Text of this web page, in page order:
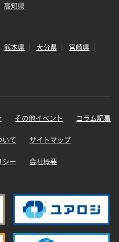
高知県
熊本県 大分県
宮崎県
その他イベント コラム記事
いて サイトマップ
シー 会社概要